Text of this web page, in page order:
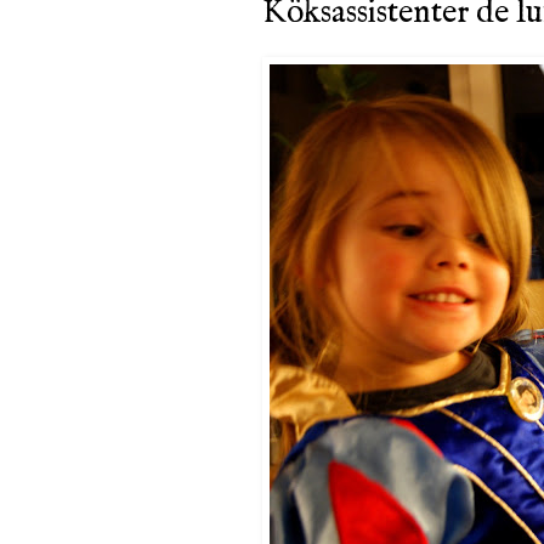
Köksassistenter de